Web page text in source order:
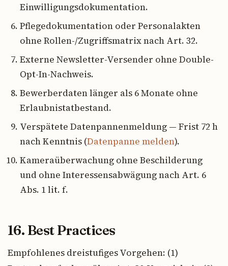
Einwilligungsdokumentation.
Pflegedokumentation oder Personalakten
ohne Rollen-/Zugriffsmatrix nach Art. 32.
Externe Newsletter-Versender ohne Double-
Opt-In-Nachweis.
Bewerberdaten länger als 6 Monate ohne
Erlaubnistatbestand.
Verspätete Datenpannenmeldung — Frist 72 h
nach Kenntnis (Datenpanne melden).
Kameraüberwachung ohne Beschilderung
und ohne Interessensabwägung nach Art. 6
Abs. 1 lit. f.
16. Best Practices
Empfohlenes dreistufiges Vorgehen: (1)